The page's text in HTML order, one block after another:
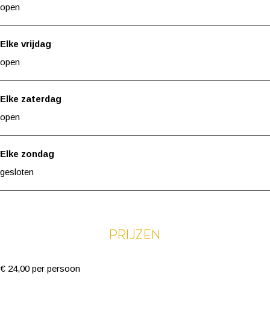
open
Elke vrijdag
open
Elke zaterdag
open
Elke zondag
gesloten
Prijzen
€ 24,00 per persoon